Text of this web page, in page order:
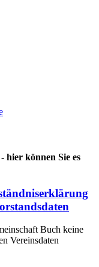
hier können Sie es
Buch keine
Vereinsdaten